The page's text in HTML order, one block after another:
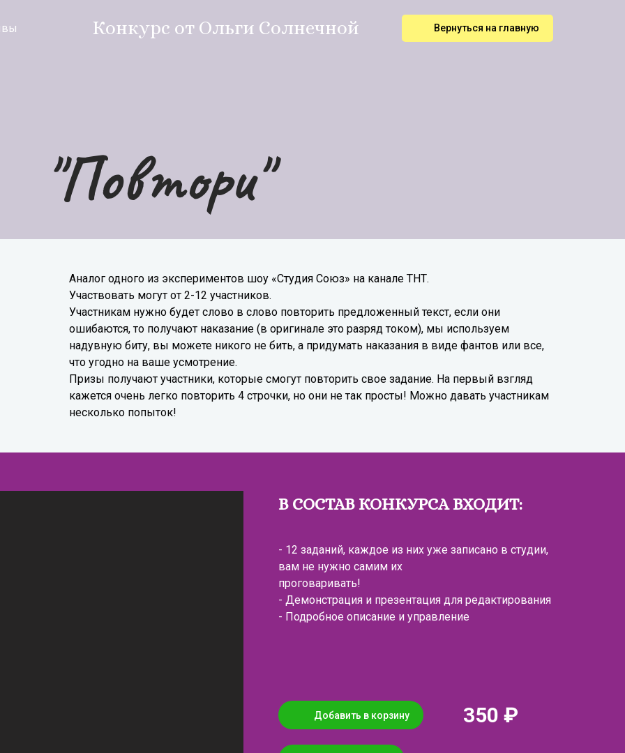
Конкурс от Ольги Солнечной Вернуться на главную
"Повтори"
Аналог одного из экспериментов шоу «Студия Союз» на канале ТНТ.
Участвовать могут от 2-12 участников.
Участникам нужно будет слово в слово повторить предложенный текст, если они
ошибаются, то получают наказание (в оригинале это разряд током), мы используем
надувную биту, вы можете никого не бить, а придумать наказания в виде фантов или все,
что угодно на ваше усмотрение.
Призы получают участники, которые смогут повторить свое задание. На первый взгляд
кажется очень легко повторить 4 строчки, но они не так просты! Можно давать участникам
несколько попыток!
В СОСТАВ КОНКУРСА ВХОДИТ:
- 12 заданий, каждое из них уже записано в студии,
вам не нужно самим их
проговаривать!
- Демонстрация и презентация для редактирования
- Подробное описание и управление
Добавить в корзину 350 ₽